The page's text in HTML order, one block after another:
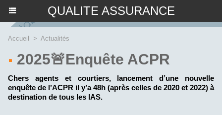
QUALITE ASSURANCE
Accueil > Actualités
2025🚨Enquête ACPR
Chers agents et courtiers, lancement d’une nouvelle
enquête de l’ACPR il y’a 48h (après celles de 2020 et 2022) à
destination de tous les IAS.